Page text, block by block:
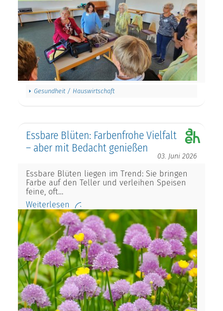
Gesundheit / Hauswirtschaft
Essbare Blüten: Farbenfrohe Vielfalt
– aber mit Bedacht genießen
03. Juni 2026
Essbare Blüten liegen im Trend: Sie bringen
Farbe auf den Teller und verleihen Speisen
feine, oft…
Weiterlesen